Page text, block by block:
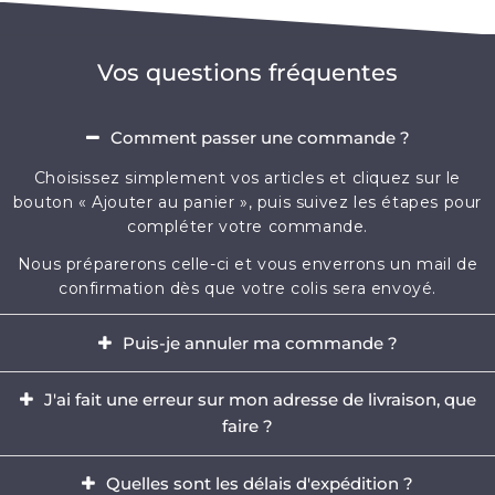
Vos questions fréquentes
Comment passer une commande ?
Choisissez simplement vos articles et cliquez sur le
bouton « Ajouter au panier », puis suivez les étapes pour
compléter votre commande.
Nous préparerons celle-ci et vous enverrons un mail de
confirmation dès que votre colis sera envoyé.
Puis-je annuler ma commande ?
l'heure qui suit votre achat.
J'ai fait une erreur sur mon adresse de livraison, que
faire ?
Quelles sont les délais d'expédition ?